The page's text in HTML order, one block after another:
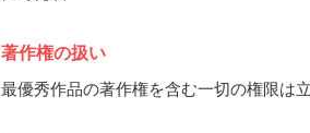
著作権の扱い
最優秀作品の著作権を含む一切の権限は